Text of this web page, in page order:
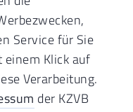
Service für Sie
Klick auf
Verarbeitung.
der KZVB